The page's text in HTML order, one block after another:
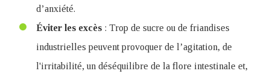
d’anxiété.
Éviter les excès : Trop de sucre ou de friandises
industrielles peuvent provoquer de l’agitation, de
l'irritabilité, un déséquilibre de la flore intestinale et,